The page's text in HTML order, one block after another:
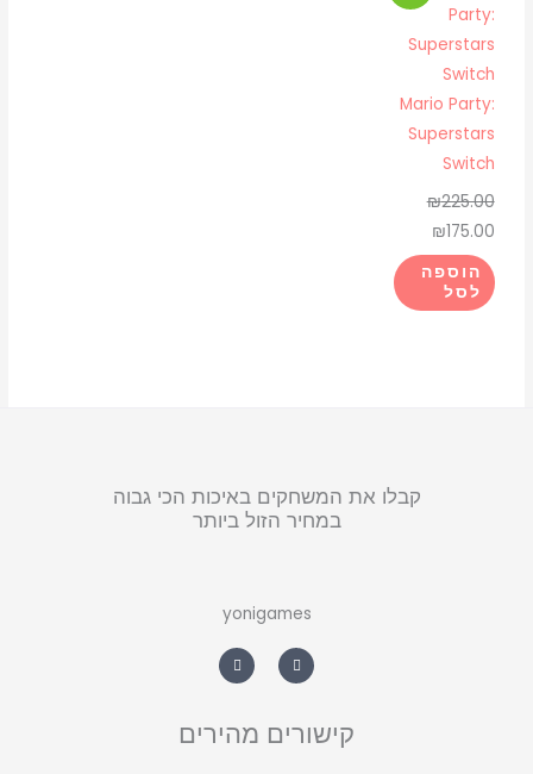
Mario Party:
Superstars
Switch
₪225.00
המקורי
היה:
₪225.00.
₪175.00
הנוכחי
הוא:
הוספה
לסל
קבלו את המשחקים באיכות הכי גבוה
במחיר הזול ביותר
yonigames
a
c
e
o
h
a
t
p
p
קישורים מהירים